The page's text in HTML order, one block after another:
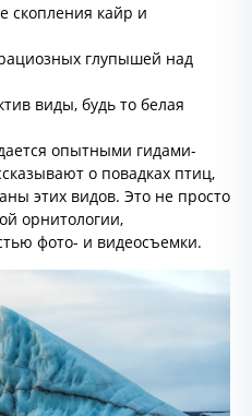
скопления кайр и
глупышей над
виды, будь то белая
опытными гидами-
о повадках птиц,
этих видов. Это не просто
орнитологии,
фото- и видеосъемки.